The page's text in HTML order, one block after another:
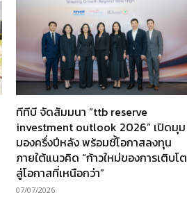
ทีทีบี จัดสัมมนา “ttb reserve
investment outlook 2026” เปิดมุม
มองครึ่งปีหลัง พร้อมชี้โอกาสลงทุน
ภายใต้แนวคิด “ก้าวใหม่ของการเติบโต
สู่โอกาสที่เหนือกว่า”
07/07/2026